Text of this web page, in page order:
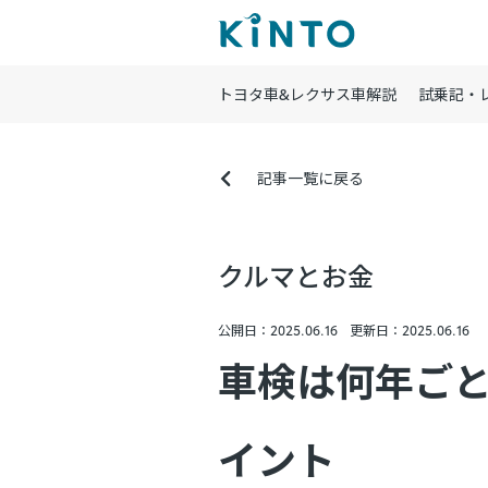
トヨタ車&レクサス車解説 試乗記・
記事一覧に戻る
クルマとお金
公開日：2025.06.16 更新日：2025.06.16
車検は何年ご
イント